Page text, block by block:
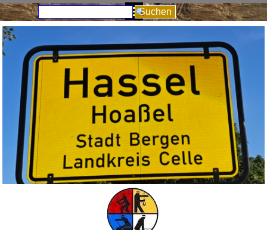
Direkt zum SeiteninhaltMenü überspringen
Suchen